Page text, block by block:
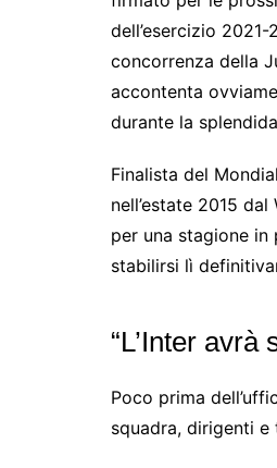
dell’esercizio
concorrenza della
accontenta
durante la
Finalista del
nell’estate 2015
per una stagione
stabilirsi lì
“L’Inter
Poco prima
squadra, dirigenti e